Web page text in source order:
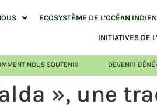
ECOSYSTÈME DE L’OCÉAN INDIEN
INITIATIVES DE
NOUS SOUTENIR DEVENIR
», une